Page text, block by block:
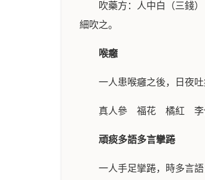
吹藥方：人中白（三
細吹之。
喉癰
一人患喉癰之後，日夜
真人參 福花 橘紅 李
頑痰多語多言攣踡
一人手足攣踡，時多言